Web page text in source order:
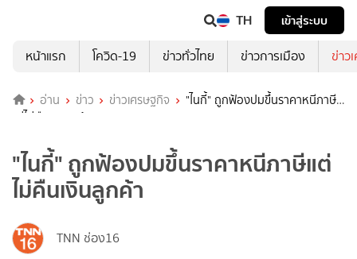
TH
เข้าสู่ระบบ
หน้าแรก
โควิด-19 ข่าวทั่วไทย ข่าวการเมือง ข่าว
อ่าน ข่าว ข่าวเศรษฐกิจ
"ไนกี้" ถูกฟ้องปมขึ้นราคาหนีภาษี
แต่ไม่คืนเงินลูกค้า
"ไนกี้" ถูกฟ้องปมขึ้นราคาหนีภาษีแต่
ไม่คืนเงินลูกค้า
TNN ช่อง16